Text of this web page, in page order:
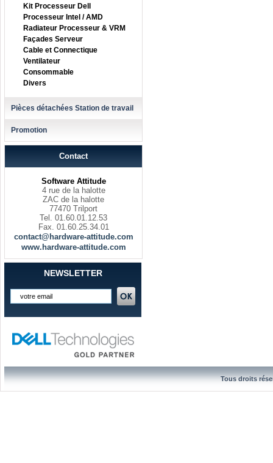
Kit Processeur Dell
Processeur Intel / AMD
Radiateur Processeur & VRM
Façades Serveur
Cable et Connectique
Ventilateur
Consommable
Divers
Pièces détachées Station de travail
Promotion
Contact
Software Attitude
4 rue de la halotte
ZAC de la halotte
77470 Trilport
Tel. 01.60.01.12.53
Fax. 01.60.25.34.01
contact@hardware-attitude.com
www.hardware-attitude.com
NEWSLETTER
Tous droits